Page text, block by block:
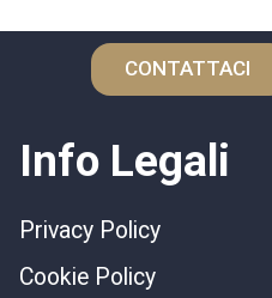
CONTATTACI
Info Legali
Privacy Policy
Cookie Policy